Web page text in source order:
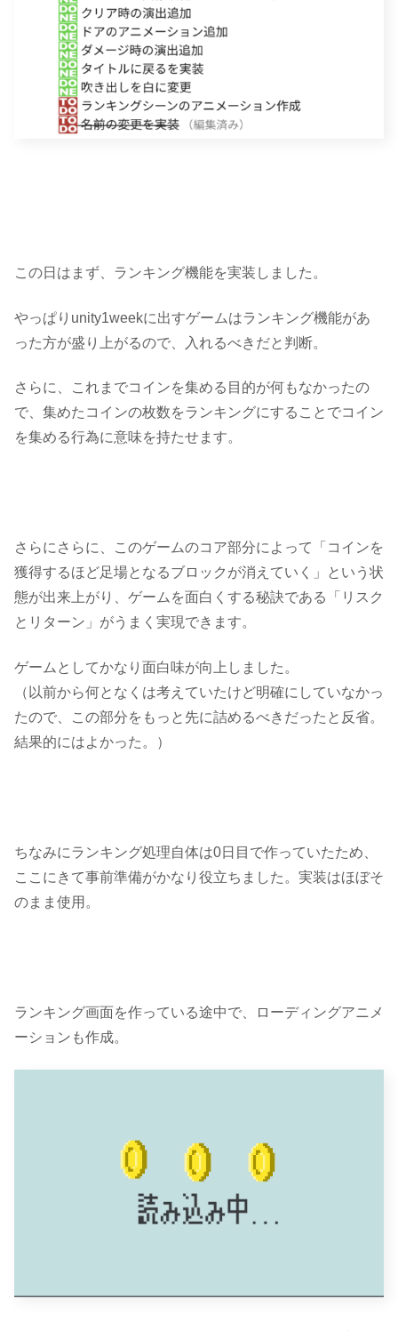
この日はまず、ランキング機能を実装しました。
やっぱりunity1weekに出すゲームはランキング機能があ
った方が盛り上がるので、入れるべきだと判断。
さらに、これまでコインを集める目的が何もなかったの
で、集めたコインの枚数をランキングにすることでコイン
を集める行為に意味を持たせます。
さらにさらに、このゲームのコア部分によって
「コインを
獲得するほど足場となるブロックが消えていく」
という状
態が出来上がり、ゲームを面白くする秘訣である
「リスク
とリターン」 がうまく実現できます。
ゲームとしてかなり面白味が向上しました。
（以前から何となくは考えていたけど明確にしていなかっ
たので、この部分をもっと先に詰めるべきだったと反省。
結果的にはよかった。）
ちなみにランキング処理自体は0日目で作っていたため、
ここにきて事前準備がかなり役立ちました。実装はほぼそ
のまま使用。
ランキング画面を作っている途中で、ローディングアニメ
ーションも作成。